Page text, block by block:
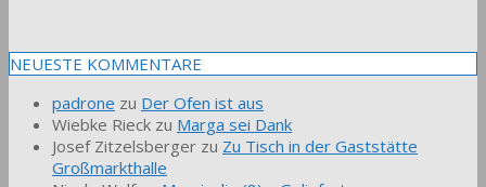
NEUESTE KOMMENTARE
padrone zu Der Ofen ist aus
Wiebke Rieck zu Marga sei Dank
Josef Zitzelsberger zu Zu Tisch in der Gaststätte
Großmarkthalle